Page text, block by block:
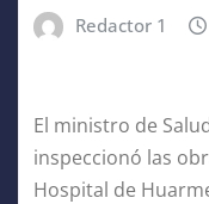
Redactor 1
El ministro de
inspeccionó las
Hospital de